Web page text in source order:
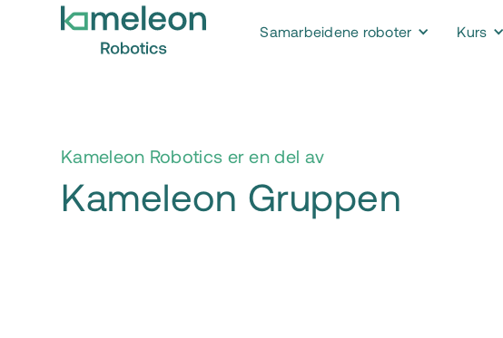
Samarbeidene roboter Kurs
Kameleon Robotics er en del av
Kameleon Gruppen